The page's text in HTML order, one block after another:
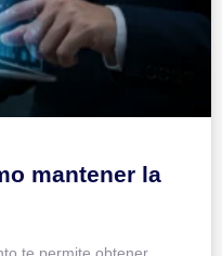
mantener la